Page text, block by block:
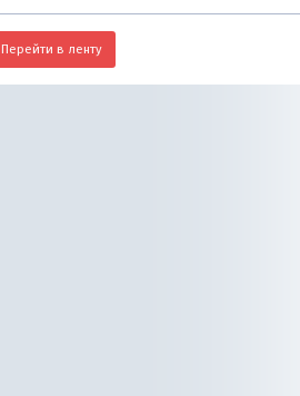
Перейти в ленту